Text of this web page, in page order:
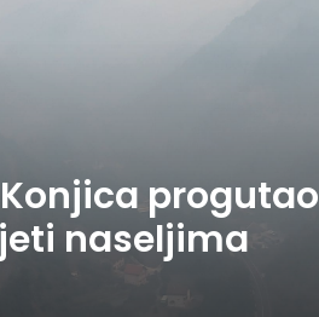
progutao
naseljima